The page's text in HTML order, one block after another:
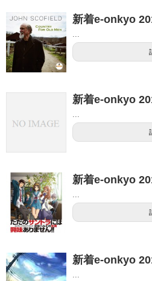
新着e-onkyo
新着e-onkyo
新着e-onkyo
新着e-onkyo